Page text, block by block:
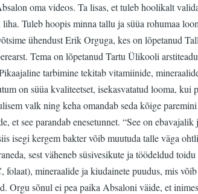
oma videos. Ta lisas, et tuleb hoolikalt
Tuleb hoopis minna tallu ja süüa rohumaa
ühendust Erik Orguga, kes on lõpetanud
Tema on lõpetanud Tartu Ülikooli
tarbimine tekitab vitamiinide,
on süüa kvaliteetset, isekasvatatud looma, kui
valk ning keha omandab seda kõige
see parandab enesetunnet. “See on
isegi kergem bakter võib muutuda talle väga
sest väheneb süsivesikute ja töödeldud
mineraalide ja kiudainete puudus, mis
Orgu sõnul ei pea paika Absaloni väide, et